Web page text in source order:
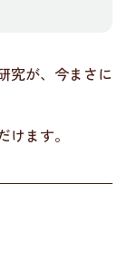
究が、今まさに
けます。